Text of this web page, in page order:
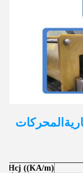
المحركات
Hcj ((KA/m)